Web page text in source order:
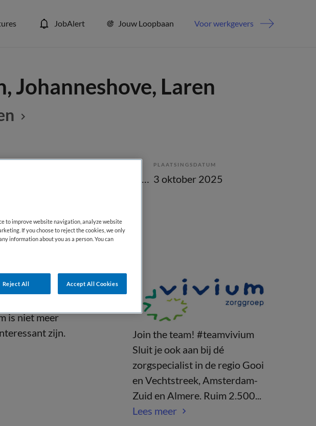
JobAlert Jouw Loopbaan Voor werkgevers
Johanneshove, Laren
Tijdelijk met uitzicht op vast
PLAATSINGSDATUM
3 oktober 2025
is niet meer
zijn.
Join the team! #teamvivium
Sluit je ook aan bij dé
zorgspecialist in de regio Gooi
en Vechtstreek, Amsterdam-
Zuid en Almere. Ruim 2.500...
Lees meer
to improve website navigation, analyze website
If you choose to reject the cookies, we only
information about you as a person. You can
Reject All Accept All Cookies